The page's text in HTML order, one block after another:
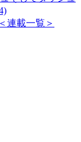
連載一覧＞